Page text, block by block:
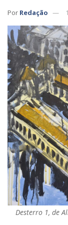
Por Redação
Desterro 1, de